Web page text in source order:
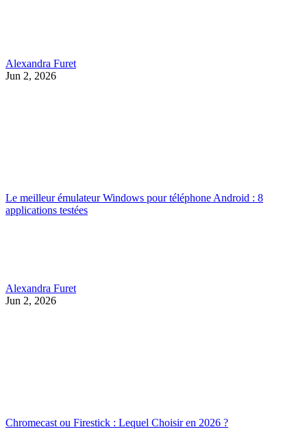
Alexandra Furet
Jun 2, 2026
Le meilleur émulateur Windows pour téléphone Android : 8
applications testées
Alexandra Furet
Jun 2, 2026
Chromecast ou Firestick : Lequel Choisir en 2026 ?